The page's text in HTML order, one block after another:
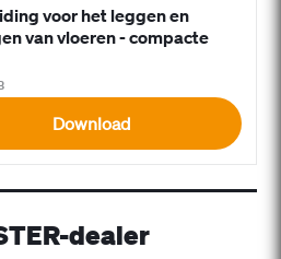
voor het leggen en
van vloeren - compacte
Download
dealer